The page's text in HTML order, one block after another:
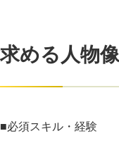
求める人物像
■必須スキル・経験